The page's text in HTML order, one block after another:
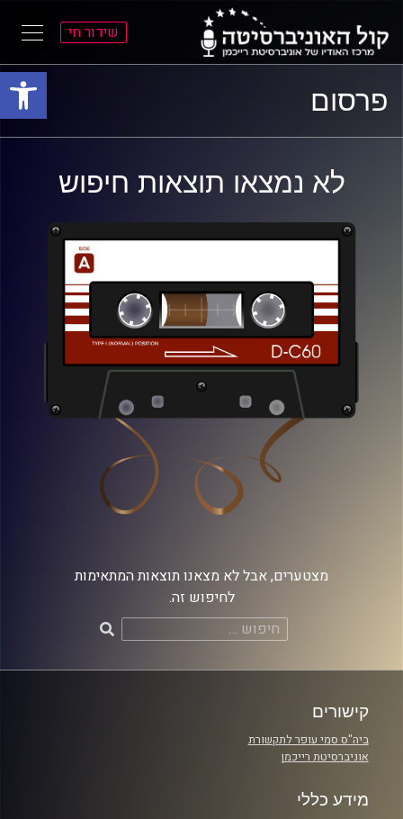
פתח
התפריט
הראשי
התוכן
הראשי
שידור חי
פרסום
לא נמצאו תוצאות חיפוש
מצטערים, אבל לא מצאנו תוצאות המתאימות
לחיפוש זה.
חיפוש:
קישורים
ביה"ס סמי עופר לתקשורת
אוניברסיטת רייכמן
מידע כללי